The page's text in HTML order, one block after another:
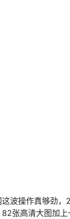
这波操作真够劲
82张高清大图加